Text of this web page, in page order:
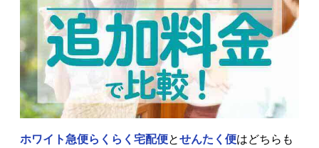
ホワイト急便らくらく宅配便とせんたく便はどちらも